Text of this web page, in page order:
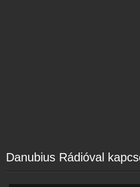
Danubius Rádióval